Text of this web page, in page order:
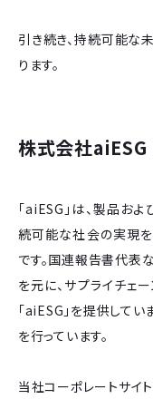
引き続き、持続可能な
ります。
株式会社aiESG
「aiESG」は、製品お
続可能な社会の実現
です。国連報告書代表
を元に、サプライチェ
「aiESG」を提供して
を行っています。
当社コーポレートサイ